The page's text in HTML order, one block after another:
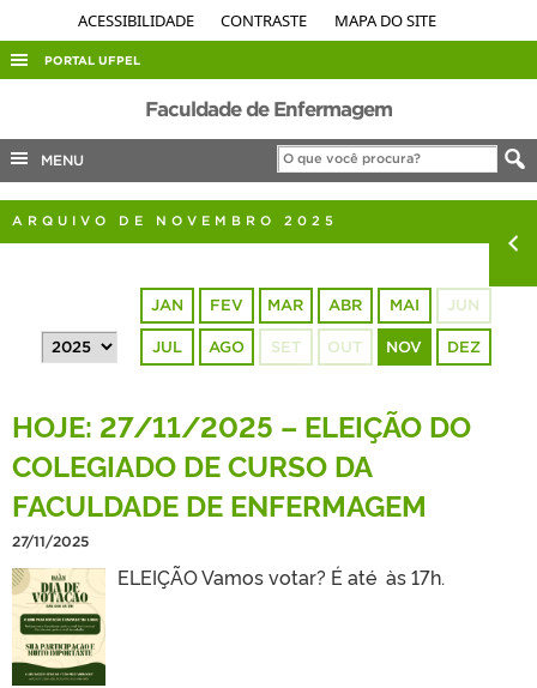
ACESSIBILIDADE CONTRASTE MAPA DO SITE
PORTAL UFPEL
ACESSO À INFORMAÇÃO
AUDITORIA
COBALTO
CONCURSOS
OUVIDORIA
TELEFONES
Faculdade de Enfermagem
MENU
ARQUIVO DE NOVEMBRO 2025
JAN FEV MAR ABR MAI JUN
JUL AGO SET OUT NOV DEZ
HOJE: 27/11/2025 – ELEIÇÃO DO
COLEGIADO DE CURSO DA
FACULDADE DE ENFERMAGEM
27/11/2025
ELEIÇÃO Vamos votar? É até às 17h.